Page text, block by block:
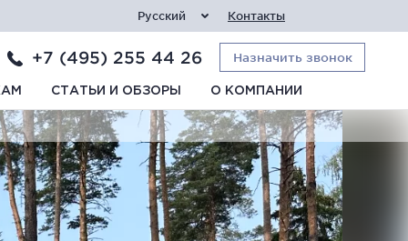
Русский Контакты
+7 (495) 255 44 26 Назначить звонок
СТАТЬИ И ОБЗОРЫ О КОМПАНИИ